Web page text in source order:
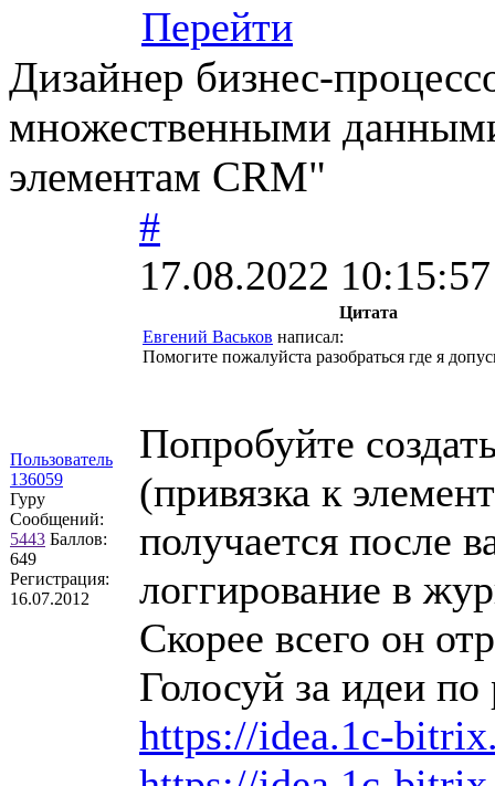
Перейти
Дизайнер бизнес-
множественными
элементам CRM"
Пользователь
136059
Гуру
Сообщений:
5443 Баллов:
649
Регистрация:
16.07.2012
#
17.08.2022 10:15:57
Цитата
Евгений Васьков написал:
Помогите пожалуйста разобраться где я
Попробуйте
(привязка к
получается после
логгирование в
Скорее всего он
Голосуй за идеи
https://idea.1c-